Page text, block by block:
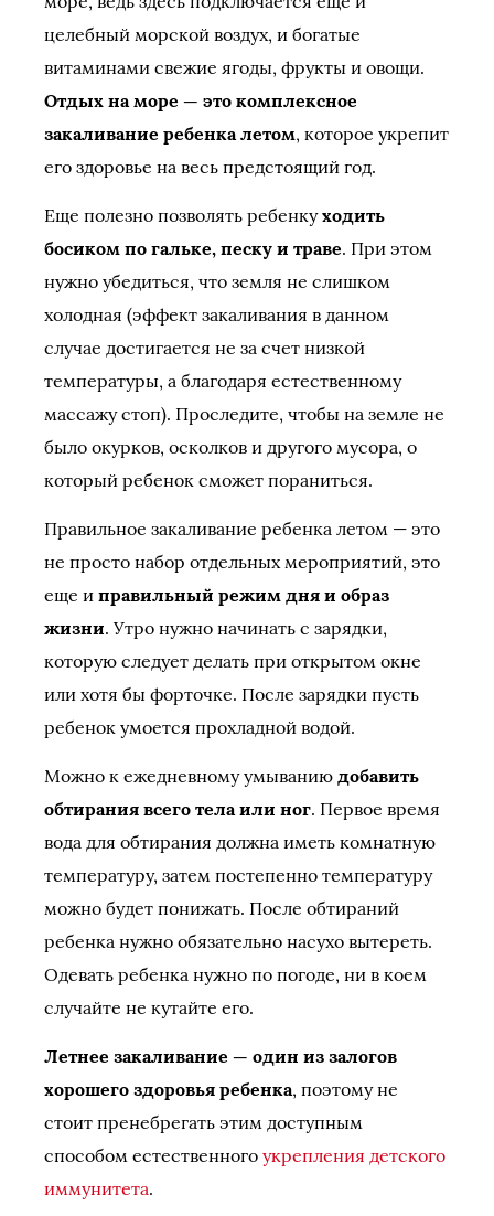
целебный морской воздух, и богатые
витаминами свежие ягоды, фрукты и овощи.
Отдых на море — это комплексное
закаливание ребенка летом, которое укрепит
его здоровье на весь предстоящий год.
Еще полезно позволять ребенкуходить
босиком по гальке, песку и траве. При этом
нужно убедиться, что земля не слишком
холодная (эффект закаливания в данном
случае достигается не за счет низкой
температуры, а благодаря естественному
массажу стоп). Проследите, чтобы на земле не
было окурков, осколков и другого мусора, о
который ребенок сможет пораниться.
Правильное закаливание ребенка летом — это
не просто набор отдельных мероприятий, это
еще и правильный режим дня и образ
жизни. Утро нужно начинать с зарядки,
которую следует делать при открытом окне
или хотя бы форточке. После зарядки пусть
ребенок умоется прохладной водой.
Можно к ежедневному умыванию добавить
обтирания всего тела или ног. Первое время
вода для обтирания должна иметь комнатную
температуру, затем постепенно температуру
можно будет понижать. После обтираний
ребенка нужно обязательно насухо вытереть.
Одевать ребенка нужно по погоде, ни в коем
случайте не кутайте его.
Летнее закаливание — один из залогов
хорошего здоровья ребенка, поэтому не
стоит пренебрегать этим доступным
способом естественного укрепления детского
иммунитета.